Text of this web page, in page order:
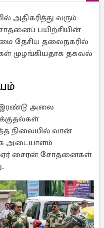
அதிகரித்து வரும்
பயிற்சியின்
தேசிய தலைநகரில்
முழங்கியதாக தகவல்
இரண்டு அலை
நிலையில் வான்
அடையாளம்
ஏர் சைரன் சோதனைகள்